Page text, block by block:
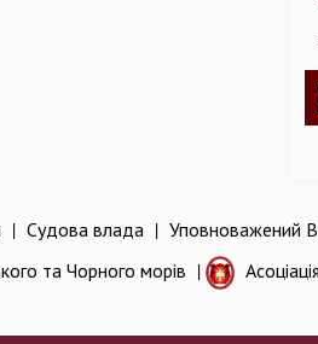
| Судова влада | Уповноважений
та Чорного морів |